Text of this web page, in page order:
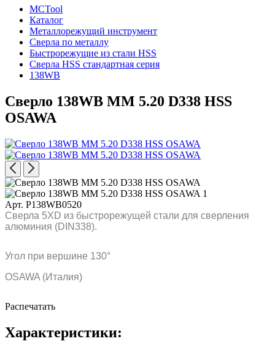
MCTool
Каталог
Металлорежущий инструмент
Сверла по металлу
Быстрорежущие из стали HSS
Сверла HSS стандартная серия
138WB
Сверло 138WB MM 5.20 D338 HSS
OSAWA
Арт. P138WB0520
Сверла 5XD из быстрорежущей стали для сверления
алюминия (DIN338).
Угол при вершине 130°
OSAWA (Италия)
Распечатать
Характеристики: